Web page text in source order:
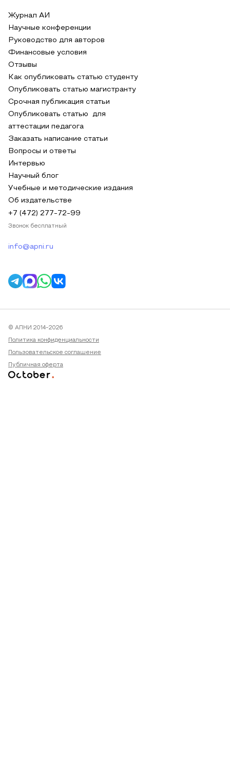
Журнал АИ
Научные конференции
Руководство для авторов
Финансовые условия
Отзывы
Как опубликовать статью студенту
Опубликовать статью магистранту
Срочная публикация статьи
Опубликовать статью для
аттестации педагога
Заказать написание статьи
Вопросы и ответы
Интервью
Научный блог
Учебные и методические издания
Об издательстве
+7 (472) 277-72-99
Звонок бесплатный
info@apni.ru
© АПНИ 2014-2026
Политика конфиденциальности
Пользовательское соглашение
Публичная оферта